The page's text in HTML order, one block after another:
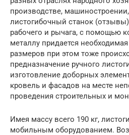
производстве,
листогибочный станок
рабочего и рычага, с помощью
металлу придается
размеров при этом тоже
предназначение ручного
изготовление доборных
кровель и фасадов на месте
проведения строительных и
Имея массу всего 190 кг,
мобильным оборудованием.